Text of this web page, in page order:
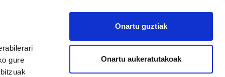
gure
Onartu guztiak
Onartu aukeratutakoak
AFILIATU